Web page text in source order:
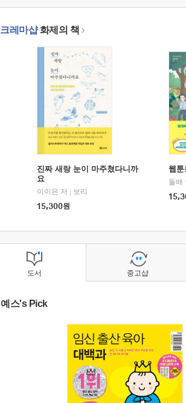
크레마샵화제의 책
진짜 새랑 눈이 마주쳤다니까
요
이이은 저
보리
15,300원
웹
돌배
도서
예스's Pick
중고샵